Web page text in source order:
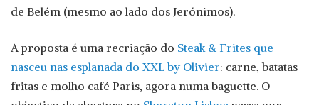
de Belém (mesmo ao lado dos Jerónimos).
A proposta é uma recriação do Steak & Frites que
nasceu nas esplanada do XXL by Olivier: carne, batatas
fritas e molho café Paris, agora numa baguette. O